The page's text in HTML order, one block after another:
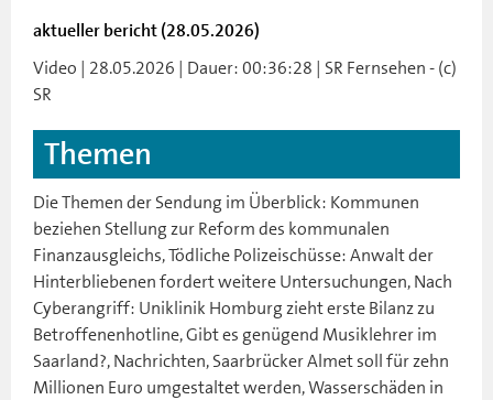
aktueller bericht (28.05.2026)
Video | 28.05.2026 | Dauer: 00:36:28 | SR Fernsehen - (c)
SR
Themen
Die Themen der Sendung im Überblick: Kommunen
beziehen Stellung zur Reform des kommunalen
Finanzausgleichs, Tödliche Polizeischüsse: Anwalt der
Hinterbliebenen fordert weitere Untersuchungen, Nach
Cyberangriff: Uniklinik Homburg zieht erste Bilanz zu
Betroffenenhotline, Gibt es genügend Musiklehrer im
Saarland?, Nachrichten, Saarbrücker Almet soll für zehn
Millionen Euro umgestaltet werden, Wasserschäden in